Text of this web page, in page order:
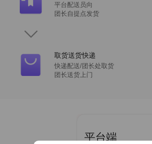
平台配送员向
团长自提点发货
取货送货快递
快递配送/团长处取货
团长送货上门
平台端